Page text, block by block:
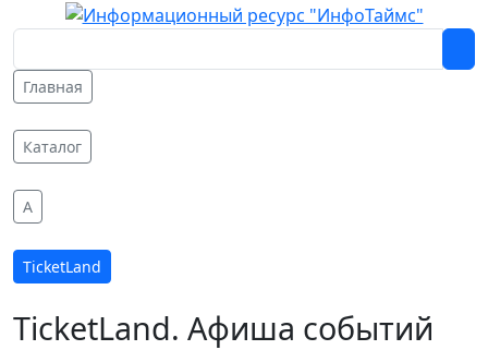
Главная
Каталог
A
TicketLand
TicketLand. Афиша событий